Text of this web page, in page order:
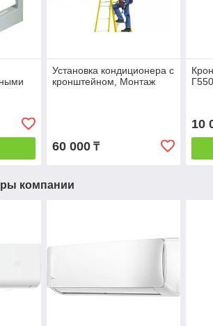
Установка кондиционера с
кронштейном, Монтаж
60 000₸
10
компании